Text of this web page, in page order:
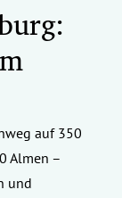
auf 350
Almen –
und